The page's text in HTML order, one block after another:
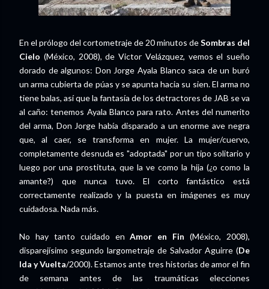
En el prólogo del cortometraje de 20 minutos deSombras del
Cielo (México, 2008), de Victor Velázquez, vemos el sueño
dorado de algunos: Don Jorge Ayala Blanco saca de un buró
un arma cubierta de púas y se apunta hacia su sien. El arma no
tiene balas, así que la fantasía de los detractores de JAB se va
al caño: tenemos Ayala Blanco para rato. Antes del numerito
del arma, Don Jorge había disparado a un enorme ave negra
que, al caer, se transforma en mujer. La mujer/cuervo,
completamente desnuda es "adoptada" por un tipo solitario y
luego por una prostituta, que la ve como la hija (¿o como la
amante?) que nunca tuvo. El corto fantástico está
correctamente realizado y la puesta en imágenes es muy
cuidadosa. Nada más.
No hay tanto cuidado enAmor en Fin (México, 2008),
disparejísimo segundo largometraje de Salvador Aguirre (De
Ida y Vuelta/2000). Estamos ante tres historias de amor el fin
de semana antes de las traumáticas elecciones